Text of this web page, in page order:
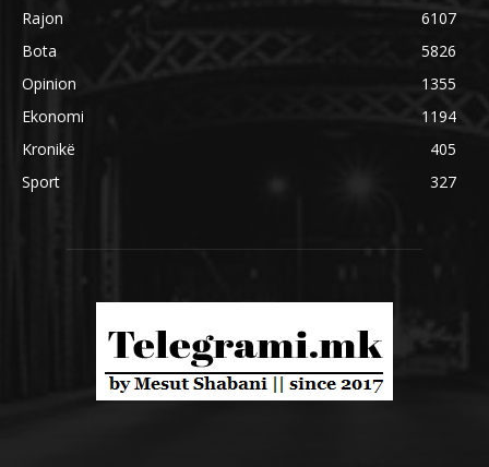
Rajon
6107
Bota
5826
Opinion
1355
Ekonomi
1194
Kronikë
405
Sport
327